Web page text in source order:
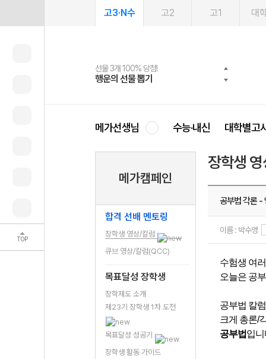
TOP
고3·N수 고2 고1 대
선물 3개 100% 당첨!
행운의 선물 뽑기
선물 100% 증정!
메가스터디 X 올리브
여름방학 스터디 캐시백
메가런 썸머스쿨
2027 러셀 단과
강사 공개선발
스마트러닝앱
설문 EVENT
메가패스
3일 무료 체험권
메가패스 수강생 무료혜택!
메가클럽 멤버십
사회공헌 캠페인
희망이룸 메가나눔
메가선생님 수능·내신 대학별고
메가캠페인
합격 선배 멘토링
장학생 영상/칼럼
큐브 영상/칼럼(QCC)
목표달성 장학생
장학제도 소개
제23기 장학생 1차 도전
목표달성 성공기
장학생 활동 가이드
장학생
공부법 각론 -
이름 : 박수영
수험생 여
오늘은 공
공부법 칼
크게 총론/
공부법입니